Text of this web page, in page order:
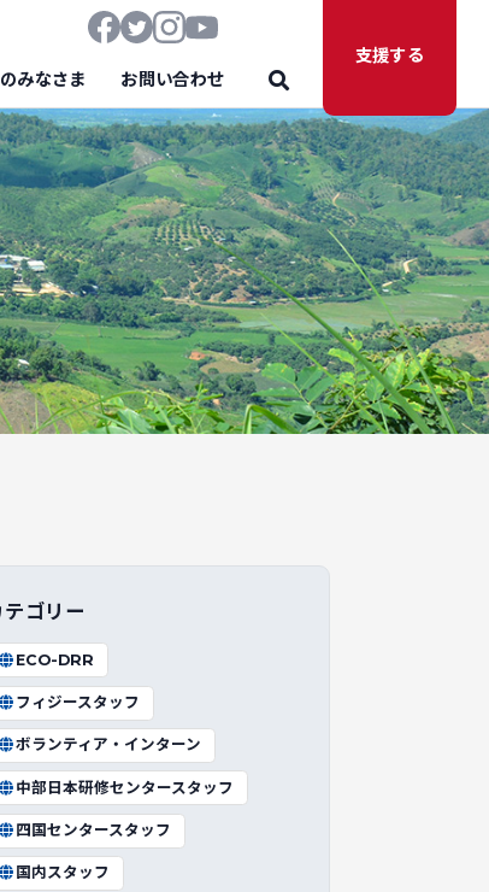
みなさま お問い合わせ
支援する
テゴリー
ECO-DRR
フィジースタッフ
ボランティア・インターン
中部日本研修センタースタッフ
四国センタースタッフ
国内スタッフ